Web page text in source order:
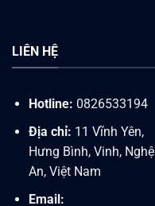
LIÊN HỆ
Hotline: 0826533194
Địa chỉ: 11 Vĩnh Yên,
Hưng Bình, Vinh, Nghệ
An, Việt Nam
Email: